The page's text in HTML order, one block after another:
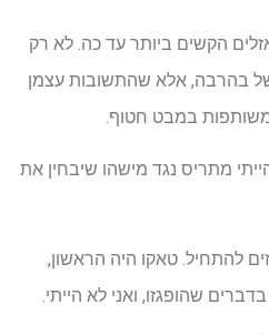
הקשים ביותר עד כה. לא רק
בהרבה, אלא שהתשובות עצמן
במבט חטוף.
מתריס נגד מישהו שיבחין את
להתחיל. טאקו היה הראשון,
שהופגזו, ואני לא הייתי.